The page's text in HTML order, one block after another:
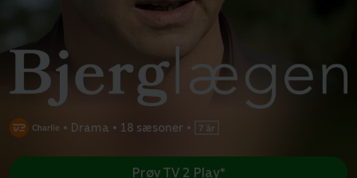
• Drama • 18 sæsoner •
Prøv TV 2 Play*